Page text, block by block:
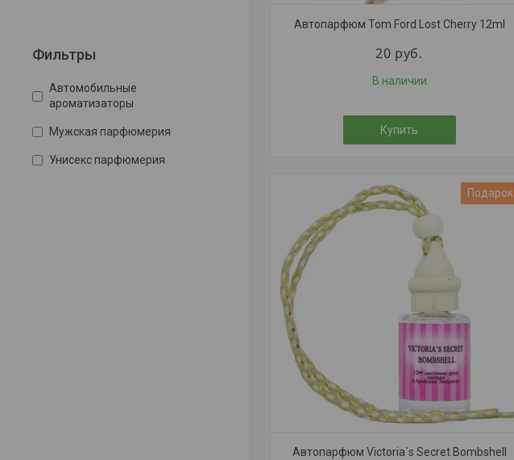
Фильтры
Автомобильные
ароматизаторы
Мужская парфюмерия
Унисекс парфюмерия
Автопарфюм Tom Ford Lost Cherry 12ml
20 руб.
В наличии
Купить
Подарок
Автопарфюм Victoria`s Secret Bombshell